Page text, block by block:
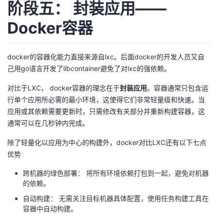
阶段五： 封装应用——
Docker容器
docker的容器化能力直接来源自lxc。后面docker的开发人员又自
己用go语言开发了libcontainer避免了对lxc的强依赖。
对比于LXC， docker容器的理念在于封装应用。容器通常只包含运
行单个应用所必需的最小环境，这使得它们非常轻量级和快速。当
应用或其依赖需要更新时，只需修改有关部分并重新构建容器，这
通常可以在几秒钟内完成。
除了轻量化以应用为中心的构建外，docker对比LXC还有以下七点
优势
跨机器的绿色部署： 将所有环境依赖打包到一起，避免对机器
的依赖。
自动构建： 无需关注目标机器具体配置，使用任务构建工具在
容器中自动构建。